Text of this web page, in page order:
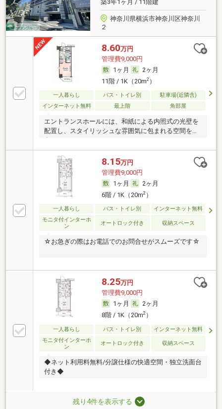
築3年1ヶ月 / 11階建
神奈川県横浜市神奈川区神奈川
２
8.60万円
管理費9,000円
1ヶ月
2ヶ月
11階 / 1K（20m2）
一人暮らし バス・トイレ別
駐車場(近隣含)
インターネット無料
最上階 角部屋
エントランスホールには、和紙による内照式の光壁を
配置し、スタイリッシュな雰囲気に包まれる空間を創
8.15万円
管理費9,000円
1ヶ月
2ヶ月
6階 / 1K（20m2）
一人暮らし バス・トイレ別
インターネット無料
モニタ付インターホ
ン
オートロック付き 収納スペース
☆お急ぎの際はお電話でのお問合せがスムーズです☆
8.25万円
管理費9,000円
1ヶ月
2ヶ月
8階 / 1K（20m2）
一人暮らし バス・トイレ別
インターネット無料
モニタ付インターホ
ン
オートロック付き 収納スペース
◆ネット利用料無料/分譲仕様の快適空間・独立洗面台
付き◆
残り4件を表示する